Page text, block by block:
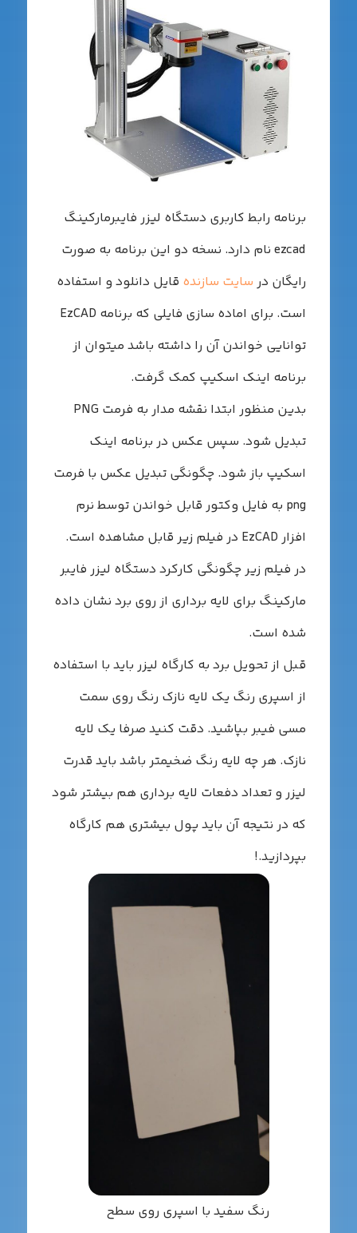
رابط کاربری دستگاه لیزر فایبرمارکینگ
ezcad نام دارد. نسخه دو این برنامه به صورت
سایت سازندهقایل دانلود و استفاده
است. برای اماده سازی فایلی که برنامه EzCAD
خواندن آن را داشته باشد میتوان از
اینک اسکیپ کمک گرفت.
بدین منظور ابتدا نقشه مدار به فرمت PNG
شود. سپس عکس در برنامه اینک
باز شود. چگونگی تبدیل عکس با فرمت
png به فایل وکتور قابل خواندن توسط نرم
فیلم زیر چگونگی کارکرد دستگاه لیزر فایبر
برای لایه برداری از روی برد نشان داده
است.
از تحویل برد به کارگاه لیزر باید با استفاده
اسپری رنگ یک لایه نازک رنگ روی سمت
فیبر بپاشید. دقت کنید صرفا یک لایه
هر چه لایه رنگ ضخیمتر باشد باید قدرت
و تعداد دفعات لایه برداری هم بیشتر شود
در نتیجه آن باید پول بیشتری هم کارگاه
رنگ سفید با اسپری روی سطح